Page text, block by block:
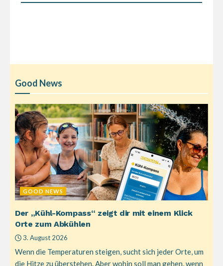
Good News
GOOD NEWS
Der „Kühl-Kompass“ zeigt dir mit einem Klick
Orte zum Abkühlen
3. August 2026
Wenn die Temperaturen steigen, sucht sich jeder Orte, um
die Hitze zu überstehen. Aber wohin soll man gehen, wenn